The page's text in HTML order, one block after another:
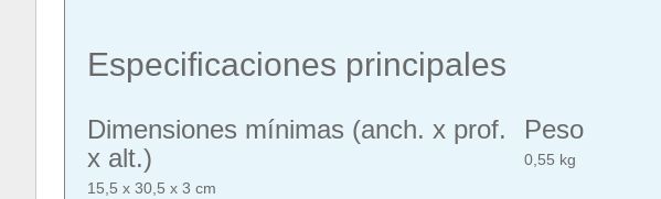
Especificaciones principales
Dimensiones mínimas (anch. x prof.
x alt.)
15,5 x 30,5 x 3 cm
Peso
0,55 kg